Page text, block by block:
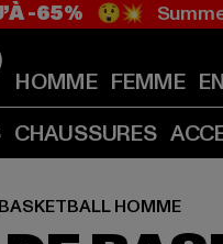
-65% 😲💥
HOMME FEMME
CHAUSSURES
HOMME